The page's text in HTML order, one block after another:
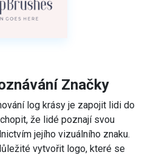
Značky
log krásy je zapojit lidi do
že lidé poznají svou
jejího vizuálního znaku.
vytvořit logo, které se